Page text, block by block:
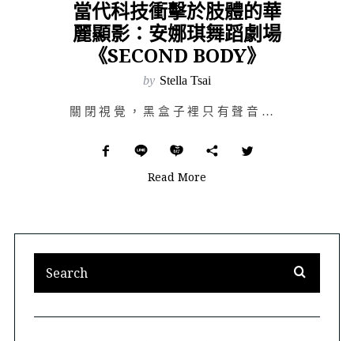
當代科技衝擊於肢體的華
麗顯影：安娜琪舞蹈劇場
《SECOND BODY》
by Stella Tsai
關閉視覺，黑盒子裡只有聲音。《Second Body》始於一片黑暗，睜大眼也看不見，只能任憑放大的聽…
Read More